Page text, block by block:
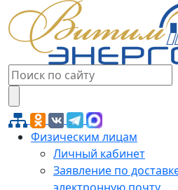
Физическим лицам
Личный кабинет
Заявление по